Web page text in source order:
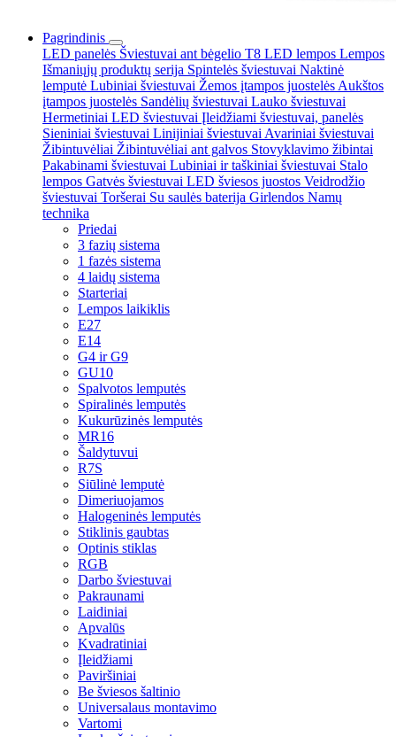
Pagrindinis
LED panelės Šviestuvai ant bėgelio T8 LED lempos Lempos
Išmaniųjų produktų serija Spintelės šviestuvai Naktinė
lemputė Lubiniai šviestuvai Žemos įtampos juostelės Aukštos
įtampos juostelės Sandėlių šviestuvai Lauko šviestuvai
Hermetiniai LED šviestuvai Įleidžiami šviestuvai, panelės
Sieniniai šviestuvai Linijiniai šviestuvai Avariniai šviestuvai
Žibintuvėliai Žibintuvėliai ant galvos Stovyklavimo žibintai
Pakabinami šviestuvai Lubiniai ir taškiniai šviestuvai Stalo
lempos Gatvės šviestuvai LED šviesos juostos Veidrodžio
šviestuvai Toršerai Su saulės baterija Girlendos Namų
technika
Priedai
3 fazių sistema
1 fazės sistema
4 laidų sistema
Starteriai
Lempos laikiklis
E27
E14
G4 ir G9
GU10
Spalvotos lemputės
Spiralinės lemputės
Kukurūzinės lemputės
MR16
Šaldytuvui
R7S
Siūlinė lemputė
Dimeriuojamos
Halogeninės lemputės
Stiklinis gaubtas
Optinis stiklas
RGB
Darbo šviestuvai
Pakraunami
Laidiniai
Apvalūs
Kvadratiniai
Įleidžiami
Paviršiniai
Be šviesos šaltinio
Universalaus montavimo
Vartomi